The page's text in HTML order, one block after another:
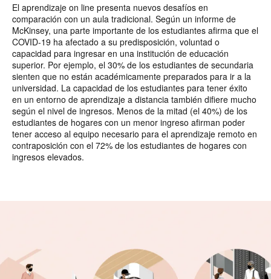
El aprendizaje on line presenta nuevos desafíos en
comparación con un aula tradicional. Según un informe de
McKinsey, una parte importante de los estudiantes afirma que el
COVID-19 ha afectado a su predisposición, voluntad o
capacidad para ingresar en una institución de educación
superior. Por ejemplo, el 30% de los estudiantes de secundaria
sienten que no están académicamente preparados para ir a la
universidad. La capacidad de los estudiantes para tener éxito
en un entorno de aprendizaje a distancia también difiere mucho
según el nivel de ingresos. Menos de la mitad (el 40%) de los
estudiantes de hogares con un menor ingreso afirman poder
tener acceso al equipo necesario para el aprendizaje remoto en
contraposición con el 72% de los estudiantes de hogares con
ingresos elevados.